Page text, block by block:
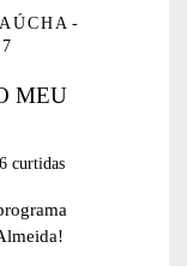
MEU
curtidas